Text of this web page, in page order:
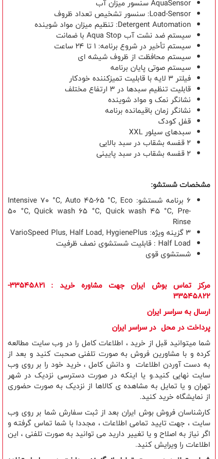
AquaSensorسنسور میزان آب
Load-Sensor: سنسور تشخیص تعداد ظروف
Detergent Automation: تنظیم میزان مواد شوینده
سیستم ضد نشت آب Aqua Stop با ضمانت
سیستم تأخیر در شروع برنامه: 1 تا 24 ساعت
سیستم محافظت از ظروف شیشه ای
سیستم صوتی پایان برنامه
فیلتر 3 لایه با قابلیت تمیزکننده خودکار
قابلیت تنظیم سبدها در 3 ارتفاع مختلف
نشانگر نمک و مواد شوینده
نشانگر زمان باقیمانده برنامه
قفل کودک
سبدهای سیلورXXL
2 قفسه بشقاب در سبد بالایی
2 قفسه بشقاب در سبد پایینی
مشخصات شستشو:
6 برنامه شستشو:
Intensive 70 °C, Auto 45-65 °C, Eco
50 °C, Quick wash 65 °C, Quick wash 45 °C, Pre-
Rinse
3 گزینه ویژه:
VarioSpeed Plus, Half Load, HygienePlus
Half Load : قابلیت شستشوی نصف ظرفیت
شستشوی قوی
مرکز تماس بوش ایران جهت مشاوره خرید
: 33545821-
33545822
ارسال به سراسر ایران
​پرداخت در محل در سراسر ایران
شما میتوانید قبل از خرید ، اطلاعات کامل را در وب سایت مطالعه
کرده و با مشاورین فروش به صورت تلفنی صحبت کنید و بعد از
به دست آوردن اطلاعات و دانش کامل ، خرید خود را بر روی وب
سایت نهایی کنید.و یا اینکه در صورت دسترسی نزدیک در شهر
تهران و یا تمایل به مشاهده ی کالاها از نزدیک به صورت حضوری
از نمایشگاه خرید کنید.
کارشناسان فروش بوش ایران بعد از ثبت سفارش شما بر روی وب
سایت ، جهت تایید تمامی اطلاعات ، مجددا با شما تماس گرفته و
اگر نیاز به اصلاح و یا تغییر دارید می توانید به صورت تلفنی ، این
اطلاعات را ویرایش کنید.